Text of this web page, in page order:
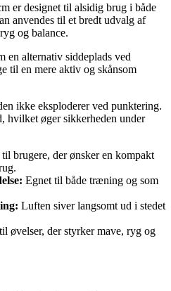
er designet til alsidig brug i både
anvendes til et bredt udvalg af
og balance.
en alternativ siddeplads ved
til en mere aktiv og skånsom
ikke eksploderer ved punktering.
hvilket øger sikkerheden under
til brugere, der ønsker en kompakt
Egnet til både træning og som
Luften siver langsomt ud i stedet
øvelser, der styrker mave, ryg og